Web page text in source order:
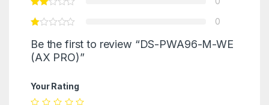
0
Be the first to review “DS-PWA96-M-WE
(AX PRO)”
Your Rating